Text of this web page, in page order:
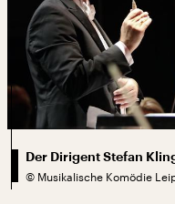
Der Dirigent Stefan
© Musikalische Komödie